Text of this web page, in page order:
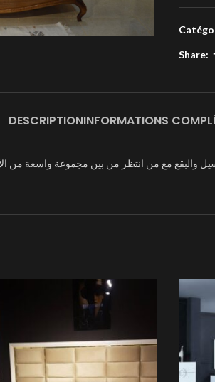
Share:
DESCRIPTIONINFORMATIONS